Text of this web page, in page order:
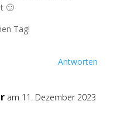
🙂
Tag!
Antworten
am 11. Dezember 2023